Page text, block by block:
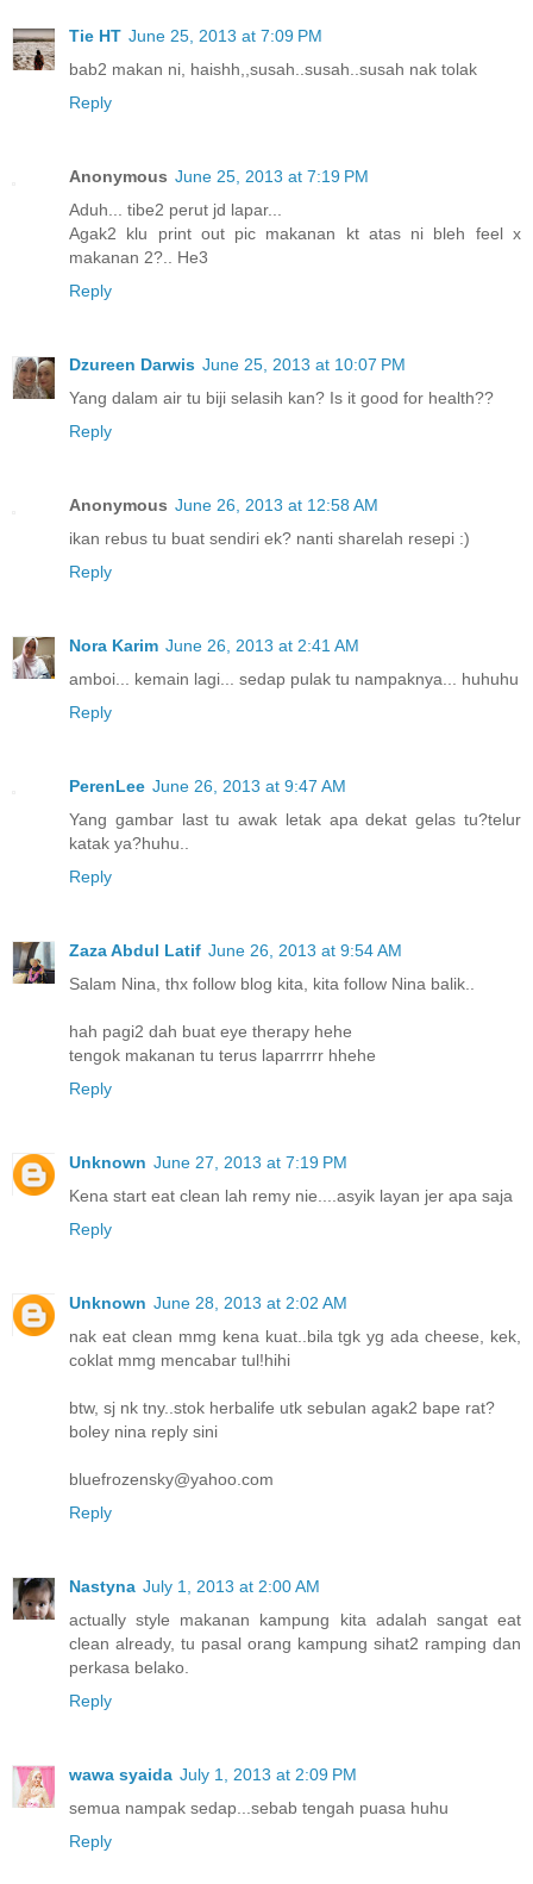
Tie HT June 25, 2013 at 7:09 PM
bab2 makan ni, haishh,,susah..susah..susah nak tolak
Reply
Anonymous June 25, 2013 at 7:19 PM
Aduh... tibe2 perut jd lapar...
Agak2 klu print out pic makanan kt atas ni bleh feel x
makanan 2?.. He3
Reply
Dzureen Darwis June 25, 2013 at 10:07 PM
Yang dalam air tu biji selasih kan? Is it good for health??
Reply
Anonymous June 26, 2013 at 12:58 AM
ikan rebus tu buat sendiri ek? nanti sharelah resepi :)
Reply
Nora Karim June 26, 2013 at 2:41 AM
amboi... kemain lagi... sedap pulak tu nampaknya... huhuhu
Reply
PerenLee June 26, 2013 at 9:47 AM
Yang gambar last tu awak letak apa dekat gelas tu?telur
katak ya?huhu..
Reply
Zaza Abdul Latif June 26, 2013 at 9:54 AM
Salam Nina, thx follow blog kita, kita follow Nina balik..
hah pagi2 dah buat eye therapy hehe
tengok makanan tu terus laparrrrr hhehe
Reply
Unknown June 27, 2013 at 7:19 PM
Kena start eat clean lah remy nie....asyik layan jer apa saja
Reply
Unknown June 28, 2013 at 2:02 AM
nak eat clean mmg kena kuat..bila tgk yg ada cheese, kek,
coklat mmg mencabar tul!hihi
btw, sj nk tny..stok herbalife utk sebulan agak2 bape rat?
boley nina reply sini
bluefrozensky@yahoo.com
Reply
Nastyna July 1, 2013 at 2:00 AM
actually style makanan kampung kita adalah sangat eat
clean already, tu pasal orang kampung sihat2 ramping dan
perkasa belako.
Reply
wawa syaida July 1, 2013 at 2:09 PM
semua nampak sedap...sebab tengah puasa huhu
Reply